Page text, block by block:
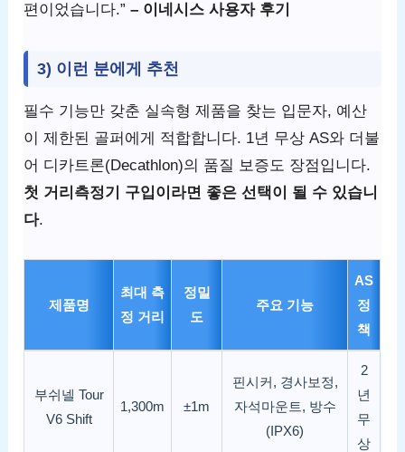
편이었습니다.” – 이네시스 사용자 후기
3) 이런 분에게 추천
필수 기능만 갖춘 실속형 제품을 찾는 입문자, 예산
이 제한된 골퍼에게 적합합니다. 1년 무상 AS와 더불
어 디카트론(Decathlon)의 품질 보증도 장점입니다.
첫 거리측정기 구입이라면 좋은 선택이 될 수 있습니
다.
제품명
최대 측
정 거리
정밀
도
주요 기능
AS
정
책
부쉬넬 Tour
V6 Shift
1,300m ±1m
핀시커, 경사보정,
자석마운트, 방수
(IPX6)
2
년
무
상